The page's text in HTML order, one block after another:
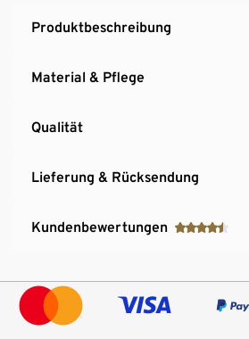
Produktbeschreibung
Material & Pflege
Qualität
Lieferung & Rücksendung
Kundenbewertungen